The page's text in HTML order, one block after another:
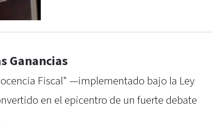
Ganancias
Fiscal" —implementado bajo la Ley
en el epicentro de un fuerte debate